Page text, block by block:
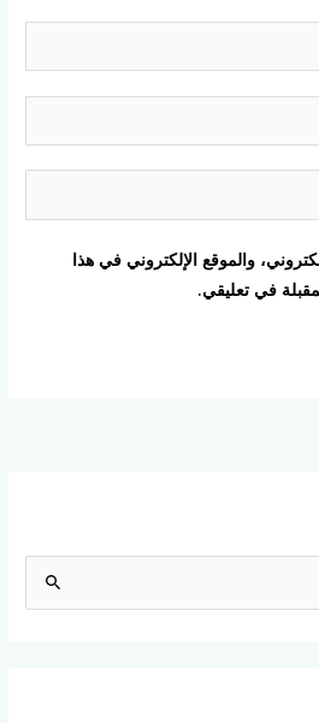
والموقع الإلكتروني في هذا
في تعليقي.